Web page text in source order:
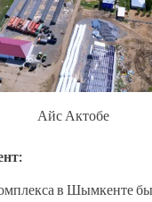
Айс Актобе
в Шымкенте